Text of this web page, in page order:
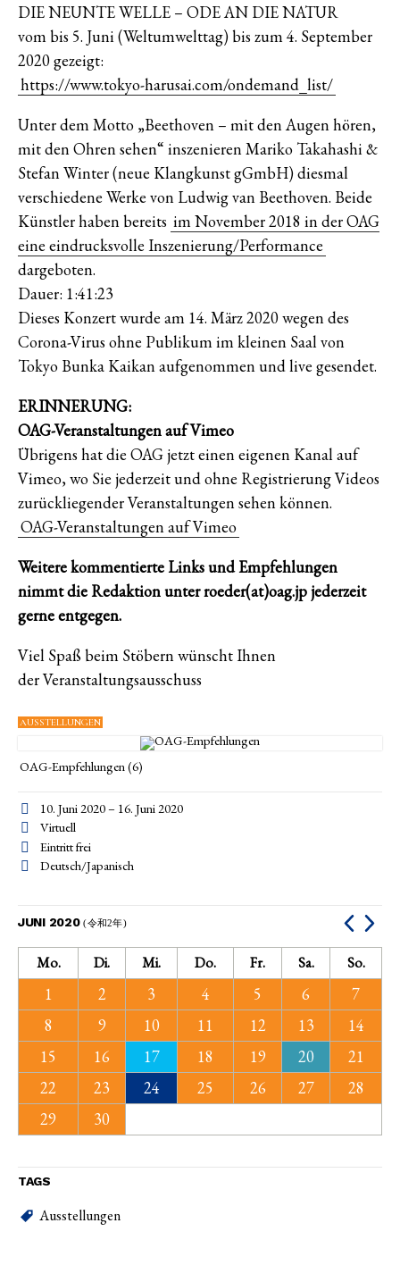
DIE NEUNTE WELLE – ODE AN DIE NATUR
vom bis 5. Juni (Weltumwelttag) bis zum 4. September
2020 gezeigt:
https://www.tokyo-harusai.com/ondemand_list/
Unter dem Motto „Beethoven – mit den Augen hören,
mit den Ohren sehen“ inszenieren Mariko Takahashi &
Stefan Winter (neue Klangkunst gGmbH) diesmal
verschiedene Werke von Ludwig van Beethoven. Beide
Künstler haben bereits im November 2018 in der OAG
eine eindrucksvolle Inszenierung/Performance
dargeboten.
Dauer: 1:41:23
Dieses Konzert wurde am 14. März 2020 wegen des
Corona-Virus ohne Publikum im kleinen Saal von
Tokyo Bunka Kaikan aufgenommen und live gesendet.
ERINNERUNG:
OAG-Veranstaltungen auf Vimeo
Übrigens hat die OAG jetzt einen eigenen Kanal auf
Vimeo, wo Sie jederzeit und ohne Registrierung Videos
zurückliegender Veranstaltungen sehen können.
OAG-Veranstaltungen auf Vimeo
Weitere kommentierte Links und Empfehlungen
nimmt die Redaktion unter roeder(at)oag.jp jederzeit
gerne entgegen.
Viel Spaß beim Stöbern wünscht Ihnen
der Veranstaltungsausschuss
AUSSTELLUNGEN
OAG-Empfehlungen (6)
10. Juni 2020 – 16. Juni 2020
Virtuell
Eintritt frei
Deutsch/Japanisch
JUNI 2020(令和2年)
Mo. Di. Mi. Do. Fr. Sa. So.
1 2 3 4 5 6
7
8
9 10 11 12 13
14
15
16 17 18 19 20
21
22
23 24 25 26 27
28
29
30
TAGS
Ausstellungen